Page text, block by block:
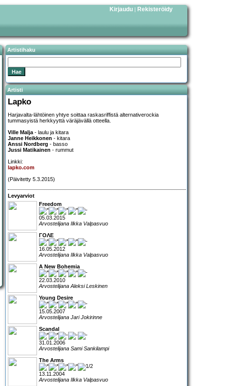
Kirjaudu | Rekisteröidy
Artistihaku
Artisti
Lapko
Harjavalta-lähtöinen yhtye soittaa raskasriffistä alternativerockia
tummasyistä herkkyyttä väräjävällä otteella.
Ville Malja- laulu ja kitara
Janne Heikkonen - kitara
Anssi Nordberg - basso
Jussi Matikainen - rummut
Linkki:
lapko.com
(Päivitetty 5.3.2015)
Levyarviot
Freedom
05.03.2015
Arvostelijana Ilkka Valpasvuo
ΓΟΛΕ
16.05.2012
Arvostelijana Ilkka Valpasvuo
A New Bohemia
22.03.2010
Arvostelijana Aleksi Leskinen
Young Desire
15.05.2007
Arvostelijana Jari Jokirinne
Scandal
31.01.2006
Arvostelijana Sami Sankilampi
The Arms
13.11.2004
Arvostelijana Ilkka Valpasvuo